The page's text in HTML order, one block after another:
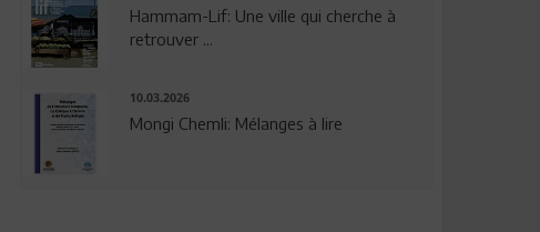
Hammam-Lif: Une ville qui cherche à
retrouver ...
10.03.2026
Mongi Chemli: Mélanges à lire